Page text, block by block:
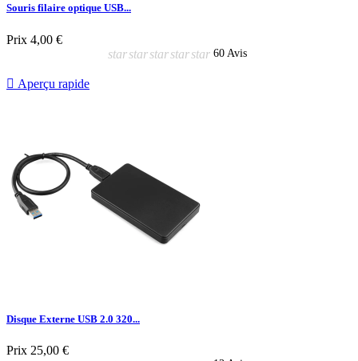
Souris filaire optique USB...
Prix 4,00 €
starstarstarstarstar 60 Avis
 Aperçu rapide
Disque Externe USB 2.0 320...
Prix 25,00 €